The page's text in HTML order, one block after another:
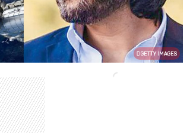
GETTY IMAGES